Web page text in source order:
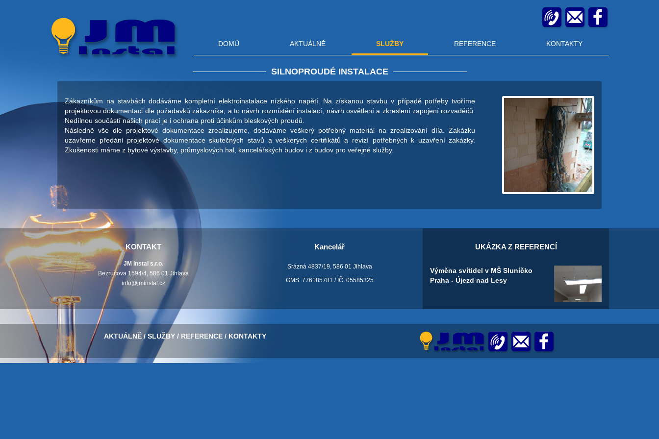
DOMŮ AKTUÁLNĚ SLUŽBY REFERENCE KONTAKTY
SILNOPROUDÉ INSTALACE
Zákazníkům na stavbách dodáváme kompletní elektroinstalace nízkého napětí. Na získanou stavbu v případě potřeby tvoříme
projektovou dokumentaci dle požadavků zákazníka, a to návrh rozmístění instalací, návrh osvětlení a zkreslení zapojení rozvaděčů.
Nedílnou součástí našich prací je i ochrana proti účinkům bleskových proudů.
Následně vše dle projektové dokumentace zrealizujeme, dodáváme veškerý potřebný materiál na zrealizování díla. Zakázku
uzavřeme předání projektové dokumentace skutečných stavů a veškerých certifikátů a revizí potřebných k uzavření zakázky.
Zkušenosti máme z bytové výstavby, průmyslových hal, kancelářských budov i z budov pro veřejné služby.
KONTAKT
JM Instal s.r.o.
Bezručova 1594/4, 586 01 Jihlava
info@jminstal.cz
Kancelář
Srázná 4837/19, 586 01 Jihlava
GMS: 776185781 / IČ: 05585325
UKÁZKA Z REFERENCÍ
Výměna svítidel v MŠ Sluníčko
Praha - Újezd nad Lesy
AKTUÁLNĚ /SLUŽBY / REFERENCE / KONTAKTY